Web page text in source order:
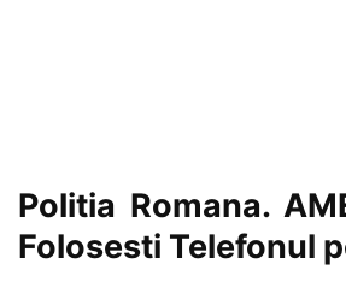
Politia Romana.
Folosesti Telefonul